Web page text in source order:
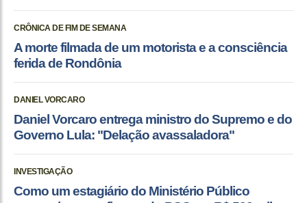
CRÔNICA DE FIM DE SEMANA
A morte filmada de um motorista e a consciência
ferida de Rondônia
DANIEL VORCARO
Daniel Vorcaro entrega ministro do Supremo e do
Governo Lula: "Delação avassaladora"
INVESTIGAÇÃO
Como um estagiário do Ministério Público